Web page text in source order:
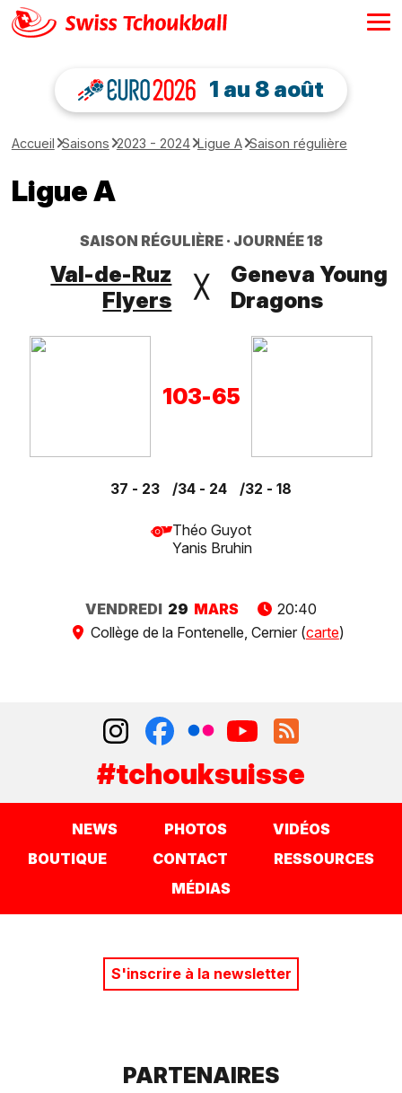
1 au 8 août
Accueil Saisons 2023 - 2024 Ligue A Saison régulière
Ligue A
SAISON RÉGULIÈRE JOURNÉE 18
Val-de-Ruz
Flyers
╳
Geneva Young
Dragons
103-65
37 - 23 34 - 24 32 - 18
Théo Guyot
Yanis Bruhin
VENDREDI 29 MARS
20:40
Collège de la Fontenelle, Cernier (carte)
#tchouksuisse
NEWS PHOTOS
VIDÉOS
BOUTIQUE
CONTACT
RESSOURCES
MÉDIAS
S'inscrire à la newsletter
PARTENAIRES